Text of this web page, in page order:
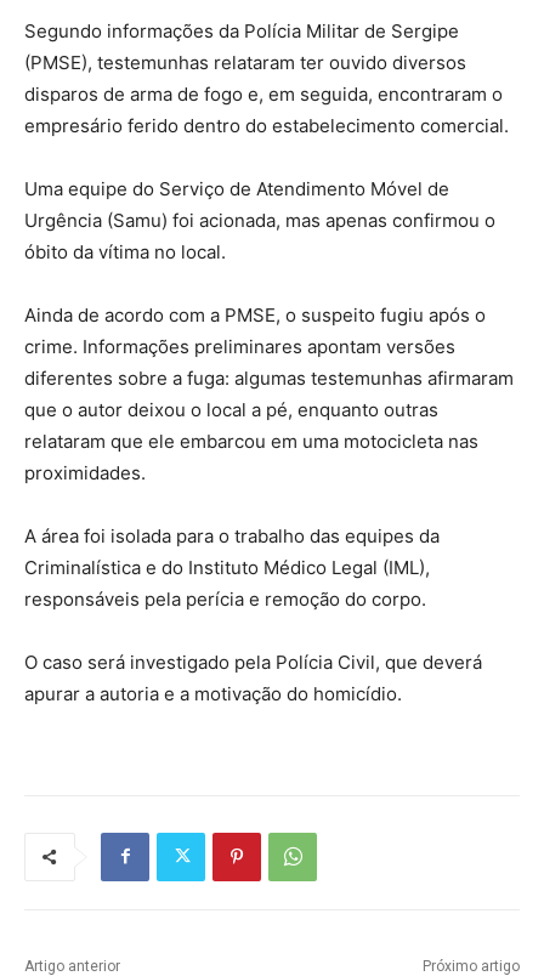
Segundo informações da Polícia Militar de Sergipe
(PMSE), testemunhas relataram ter ouvido diversos
disparos de arma de fogo e, em seguida, encontraram o
empresário ferido dentro do estabelecimento comercial.
Uma equipe do Serviço de Atendimento Móvel de
Urgência (Samu) foi acionada, mas apenas confirmou o
óbito da vítima no local.
Ainda de acordo com a PMSE, o suspeito fugiu após o
crime. Informações preliminares apontam versões
diferentes sobre a fuga: algumas testemunhas afirmaram
que o autor deixou o local a pé, enquanto outras
relataram que ele embarcou em uma motocicleta nas
proximidades.
A área foi isolada para o trabalho das equipes da
Criminalística e do Instituto Médico Legal (IML),
responsáveis pela perícia e remoção do corpo.
O caso será investigado pela Polícia Civil, que deverá
apurar a autoria e a motivação do homicídio.
Artigo anterior Próximo artigo